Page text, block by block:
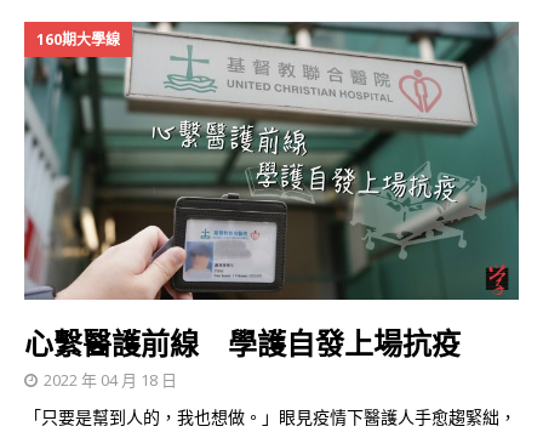
160期大學線
心繫醫護前線 學護自發上場抗疫
2022 年 04 月 18 日
「只要是幫到人的，我也想做。」眼見疫情下醫護人手愈趨緊絀，